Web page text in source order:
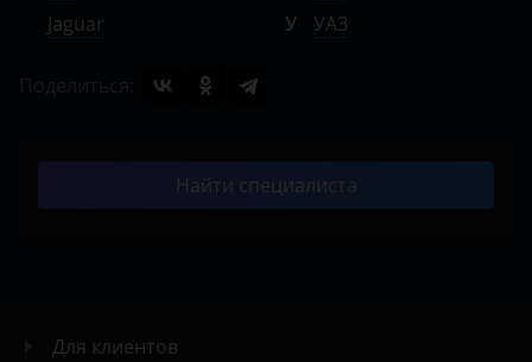
Jaguar
У
УАЗ
Найти специалиста
Для клиентов